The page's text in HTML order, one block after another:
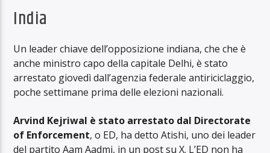
India
Un leader chiave dell’opposizione indiana, che che è
anche ministro capo della capitale Delhi, è stato
arrestato giovedì dall’agenzia federale antiriciclaggio,
poche settimane prima delle elezioni nazionali.
Arvind Kejriwal è stato arrestato dal Directorate
of Enforcement, o ED, ha detto Atishi, uno dei leader
del partito Aam Aadmi, in un post su X. L’ED non ha